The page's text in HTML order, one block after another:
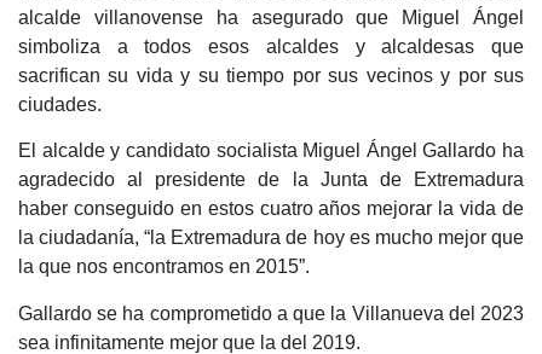
alcalde villanovense ha asegurado que Miguel Ángel
simboliza a todos esos alcaldes y alcaldesas que
sacrifican su vida y su tiempo por sus vecinos y por sus
ciudades.
El alcalde y candidato socialista Miguel Ángel Gallardo ha
agradecido al presidente de la Junta de Extremadura
haber conseguido en estos cuatro años mejorar la vida de
la ciudadanía, “la Extremadura de hoy es mucho mejor que
la que nos encontramos en 2015”.
Gallardo se ha comprometido a que la Villanueva del 2023
sea infinitamente mejor que la del 2019.